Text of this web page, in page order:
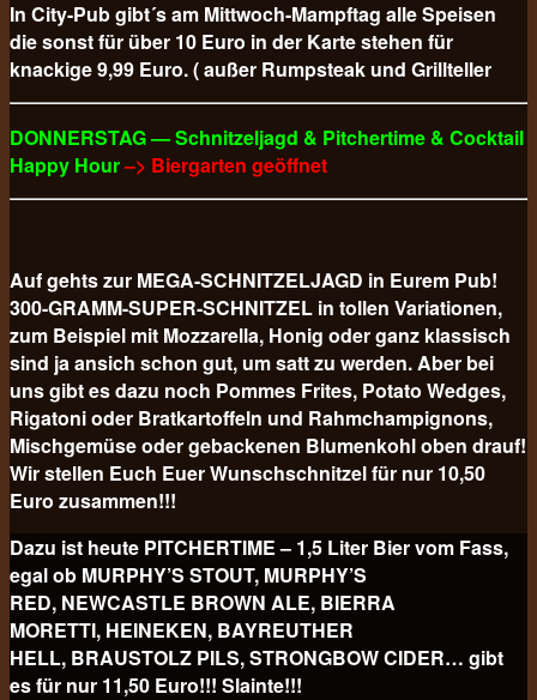
In City-Pub gibt´s am Mittwoch-Mampftag alle Speisen
die sonst für über 10 Euro in der Karte stehen für
knackige 9,99 Euro. ( außer Rumpsteak und Grillteller
DONNERSTAG — Schnitzeljagd & Pitchertime & Cocktail
Happy Hour–> Biergarten geöffnet
Auf gehts zur MEGA-SCHNITZELJAGD in Eurem Pub!
300-GRAMM-SUPER-SCHNITZEL in tollen Variationen,
zum Beispiel mit Mozzarella, Honig oder ganz klassisch
sind ja ansich schon gut, um satt zu werden. Aber bei
uns gibt es dazu noch Pommes Frites, Potato Wedges,
Rigatoni oder Bratkartoffeln und Rahmchampignons,
Mischgemüse oder gebackenen Blumenkohl oben drauf!
Wir stellen Euch Euer Wunschschnitzel für nur 10,50
Euro zusammen!!!
Dazu ist heute PITCHERTIME – 1,5 Liter Bier vom Fass,
egal ob MURPHY’S STOUT, MURPHY’S
RED, NEWCASTLE BROWN ALE, BIERRA
MORETTI, HEINEKEN, BAYREUTHER
HELL, BRAUSTOLZ PILS, STRONGBOW CIDER… gibt
es für nur 11,50 Euro!!! Slainte!!!